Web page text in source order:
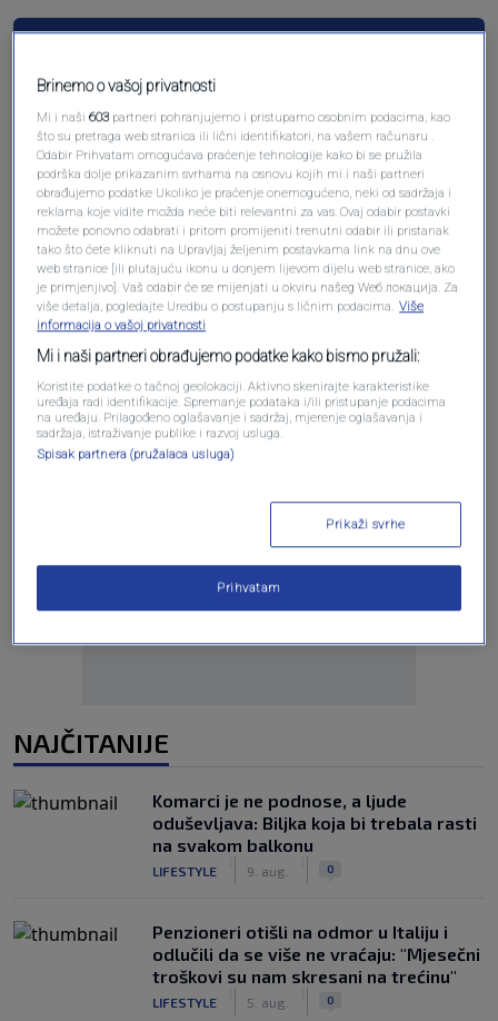
Oglas
Oglas
NAJČITANIJE
Komarci je ne podnose, a ljude
oduševljava: Biljka koja bi trebala rasti
na svakom balkonu
LIFESTYLE 9. aug. 0
Penzioneri otišli na odmor u Italiju i
odlučili da se više ne vraćaju: "Mjesečni
troškovi su nam skresani na trećinu"
LIFESTYLE 5. aug. 0
Brinemo o vašoj privatnosti
Mi i naši603 partneri pohranjujemo i pristupamo osobnim podacima, kao
što su pretraga web stranica ili lični identifikatori, na vašem računaru .
Odabir Prihvatam omogućava praćenje tehnologije kako bi se pružila
podrška dolje prikazanim svrhama na osnovu kojih mi i naši partneri
obrađujemo podatke Ukoliko je praćenje onemogućeno, neki od sadržaja i
reklama koje vidite možda neće biti relevantni za vas. Ovaj odabir postavki
možete ponovno odabrati i pritom promijeniti trenutni odabir ili pristanak
tako što ćete kliknuti na Upravljaj željenim postavkama link na dnu ove
web stranice [ili plutajuću ikonu u donjem lijevom dijelu web stranice, ako
je primjenjivo]. Vaš odabir će se mijenjati u okviru našeg Wеб локација. Za
više detalja, pogledajte Uredbu o postupanju s ličnim podacima. Više
informacija o vašoj privatnosti
Mi i naši partneri obrađujemo podatke kako bismo pružali:
Koristite podatke o tačnoj geolokaciji. Aktivno skenirajte karakteristike
uređaja radi identifikacije. Spremanje podataka i/ili pristupanje podacima
na uređaju. Prilagođeno oglašavanje i sadržaj, mjerenje oglašavanja i
sadržaja, istraživanje publike i razvoj usluga.
Spisak partnera (pružalaca usluga)
Prikaži svrhe
Prihvatam